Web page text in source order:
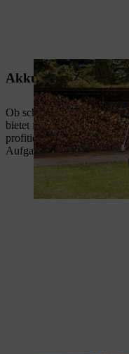
Akku-Kompetenz
Ob schnelle Gartenpflege
bietet für jede Anwendung
profitieren Sie von einer
Aufgaben abgestimmt ist.